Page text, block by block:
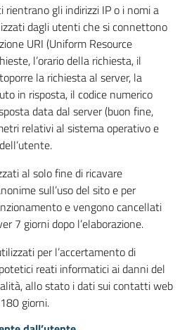
rientrano gli indirizzi IP o i nomi a
dagli utenti che si connettono
URI (Uniform Resource
l’orario della richiesta, il
la richiesta al server, la
in risposta, il codice numerico
data dal server (buon fine,
relativi al sistema operativo e
al solo fine di ricavare
sull’uso del sito e per
e vengono cancellati
7 giorni dopo l’elaborazione.
per l’accertamento di
reati informatici ai danni del
allo stato i dati sui contatti web
giorni.